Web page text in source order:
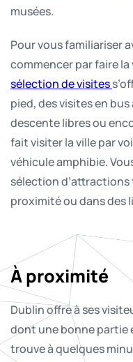
musées.
Pour vous familiariser
commencer par faire la
sélection de visites
pied, des visites en
descente libres ou
fait visiter la ville par
véhicule amphibie.
sélection
proximité ou dans des
À proximité
Dublin offre à ses
dont une bonne partie
trouve à quelques
EPIC – The
Museum
Découvrez les histoires
aux quatre coins du
Guinness
Foyer de la
votre visite de
déguster une pinte de
Distillerie
Découvrez comment
de whisky avec lequel
la réalisation de
Trinity College
Trinity College abrite
biblique datant du IXe
évangiles en latin
Temple Bar
Impossible de
célèbre quartier de
un morceau,